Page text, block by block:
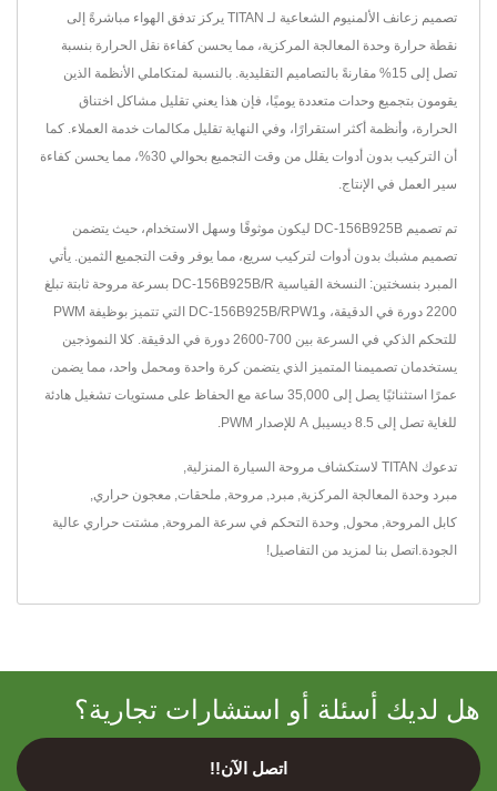
تصميم زعانف الألمنيوم الشعاعية لـ TITAN يركز تدفق الهواء مباشرةً إلى
نقطة حرارة وحدة المعالجة المركزية، مما يحسن كفاءة نقل الحرارة بنسبة
تصل إلى 15% مقارنةً بالتصاميم التقليدية. بالنسبة لمتكاملي الأنظمة الذين
يقومون بتجميع وحدات متعددة يوميًا، فإن هذا يعني تقليل مشاكل اختناق
الحرارة، وأنظمة أكثر استقرارًا، وفي النهاية تقليل مكالمات خدمة العملاء. كما
أن التركيب بدون أدوات يقلل من وقت التجميع بحوالي 30%، مما يحسن كفاءة
سير العمل في الإنتاج.
تم تصميم DC-156B925B ليكون موثوقًا وسهل الاستخدام، حيث يتضمن
تصميم مشبك بدون أدوات لتركيب سريع، مما يوفر وقت التجميع الثمين. يأتي
المبرد بنسختين: النسخة القياسية DC-156B925B/R بسرعة مروحة ثابتة تبلغ
2200 دورة في الدقيقة، وDC-156B925B/RPW1 التي تتميز بوظيفة PWM
للتحكم الذكي في السرعة بين 700-2600 دورة في الدقيقة. كلا النموذجين
يستخدمان تصميمنا المتميز الذي يتضمن كرة واحدة ومحمل واحد، مما يضمن
عمرًا استثنائيًا يصل إلى 35,000 ساعة مع الحفاظ على مستويات تشغيل هادئة
للغاية تصل إلى 8.5 ديسيبل A للإصدار PWM.
تدعوك TITAN لاستكشاف مروحة السيارة المنزلية
مبرد وحدة المعالجة المركزية مبرد مروحة ملحقات معجون حراري
كابل المروحة محول وحدة التحكم في سرعة المروحة مشتت حراري عالية
الجودة. اتصل بنا لمزيد من التفاصيل!
هل لديك أسئلة أو استشارات تجارية؟
اتصل الآن!!